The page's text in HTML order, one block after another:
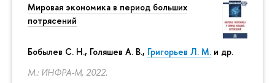
Мировая экономика в период больших
потрясений
Бобылев С. Н., Голяшев А. В., Григорьев Л. М. и др.
М.: ИНФРА-М, 2022.